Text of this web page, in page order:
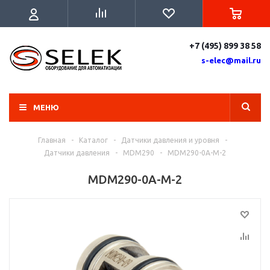
+7 (495) 899 38 58
s-elec@mail.ru
МЕНЮ
Главная - Каталог - Датчики давления и уровня
-
Датчики давления
- MDM290 - MDM290-0A-M-2
MDM290-0A-M-2